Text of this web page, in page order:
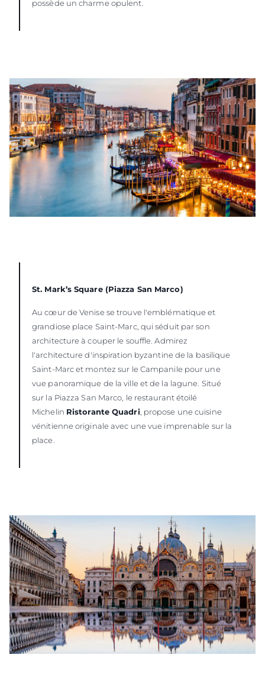
possède un charme opulent.
St. Mark’s Square (Piazza San Marco)
Au cœur de Venise se trouve l'emblématique et
grandiose place Saint-Marc, qui séduit par son
architecture à couper le souffle. Admirez
l'architecture d'inspiration byzantine de la basilique
Saint-Marc et montez sur le Campanile pour une
vue panoramique de la ville et de la lagune. Situé
sur la Piazza San Marco, le restaurant étoilé
Michelin Ristorante Quadri, propose une cuisine
vénitienne originale avec une vue imprenable sur la
place.